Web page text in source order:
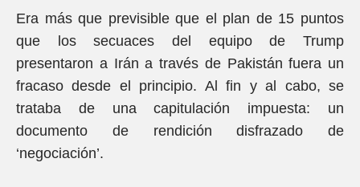
Era más que previsible que el plan de 15 puntos
que los secuaces del equipo de Trump
presentaron a Irán a través de Pakistán fuera un
fracaso desde el principio. Al fin y al cabo, se
trataba de una capitulación impuesta: un
documento de rendición disfrazado de
‘negociación’.